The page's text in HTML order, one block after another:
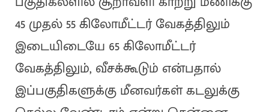
45 முதல் 55 கிலோமீட்டர் வேகத்திலும்
இடையிடையே 65 கிலோமீட்டர்
வேகத்திலும், வீசக்கூடும் என்பதால்
இப்பகுதிகளுக்கு மீனவர்கள் கடலுக்கு